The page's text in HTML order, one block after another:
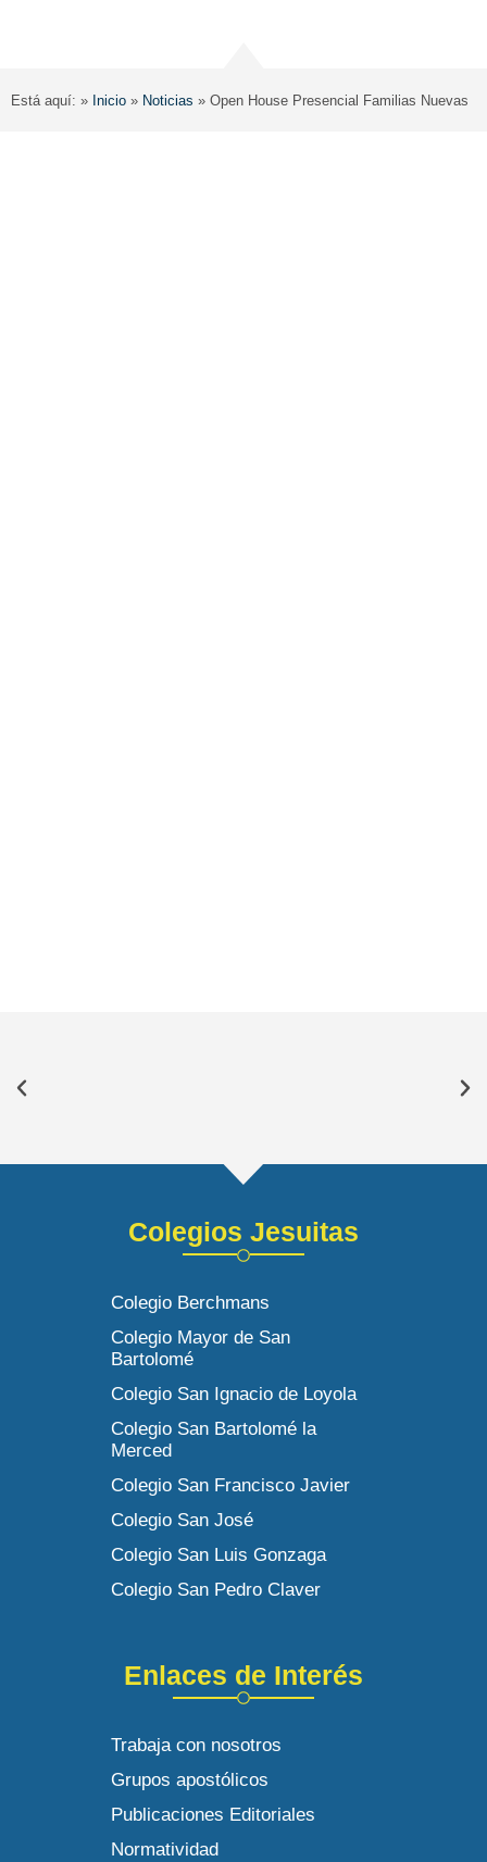
Está aquí: » Inicio » Noticias » Open House Presencial Familias Nuevas
Colegios Jesuitas
Colegio Berchmans
Colegio Mayor de San
Bartolomé
Colegio San Ignacio de Loyola
Colegio San Bartolomé la
Merced
Colegio San Francisco Javier
Colegio San José
Colegio San Luis Gonzaga
Colegio San Pedro Claver
Enlaces de Interés
Trabaja con nosotros
Grupos apostólicos
Publicaciones Editoriales
Normatividad